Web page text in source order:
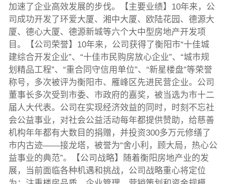
加速了企业高效发展的步伐。【主要业绩】10年来，公
司成功开发了环爱大厦、湘中大厦、欧陆花园、德源大
厦、德心大厦、德源新城等六个大中型房地产开发项
目。【公司荣誉】10年来，公司获得了衡阳市“十佳城
建综合开发企业”、“十佳市民购房放心企业”、“城市规
划精品工程”、“重合同守信用单位”、“新星楼盘”等荣誉
称号，多次被评为衡阳市、雁峰区先进民营企业。公司
董事长多次受到市委、市政府的嘉奖，被当选为市十二
届人大代表。公司在实现经济效益的同时，时刻不忘社
会公益事业，对社会公益活动每年都提供赞助，给慈善
机构年年都有大数目的捐赠，并投资300多万元修缮了
市内古迹——接龙塔，被誉为“舍小利，顾大局，热心公
益事业的典范”。【公司战略】随着衡阳房地产业的发
展，当前面临各种机遇和挑战，公司战略重心将定位